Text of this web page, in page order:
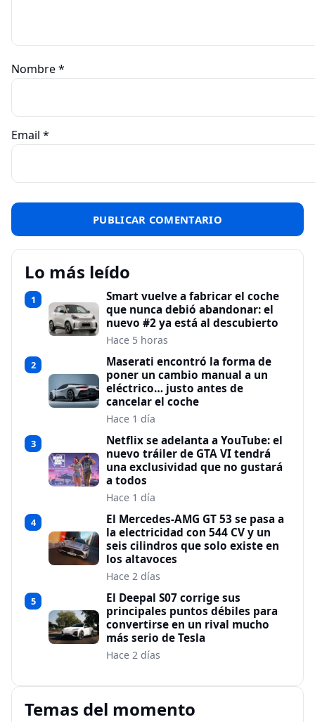
Nombre*
Email *
Lo más leído
1
Smart vuelve a fabricar el coche
que nunca debió abandonar: el
nuevo #2 ya está al descubierto
Hace 5 horas
2
Maserati encontró la forma de
poner un cambio manual a un
eléctrico… justo antes de
cancelar el coche
Hace 1 día
3
Netflix se adelanta a YouTube: el
nuevo tráiler de GTA VI tendrá
una exclusividad que no gustará
a todos
Hace 1 día
4
El Mercedes-AMG GT 53 se pasa a
la electricidad con 544 CV y un
seis cilindros que solo existe en
los altavoces
Hace 2 días
5
El Deepal S07 corrige sus
principales puntos débiles para
convertirse en un rival mucho
más serio de Tesla
Hace 2 días
Temas del momento